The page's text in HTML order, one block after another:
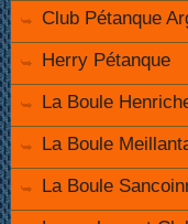
Club Pétanque
Herry Pétanque
La Boule
La Boule
La Boule